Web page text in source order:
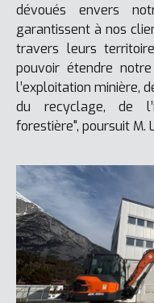
dévoués envers
garantissent à nos
travers leurs
pouvoir étendre
l’exploitation minière,
du recyclage, de
forestière", poursuit M.